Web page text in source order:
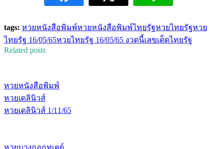
tags: หวยหนังสือพิมพ์หวยหนังสือพิมพ์ไทยรัฐหวยไทยรัฐหวย
ไทยรัฐ 16/05/65หวยไทยรัฐ 16/05/65 งวดนี้เลขเด็ดไทยรัฐ
Related posts
หวยหนังสือพิมพ์
หวยเดลินิวส์
หวยเดลินิวส์ 1/11/65